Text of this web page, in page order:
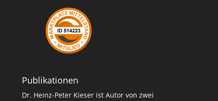
Publikationen
Dr. Heinz-Peter Kieser ist Autor von zwei